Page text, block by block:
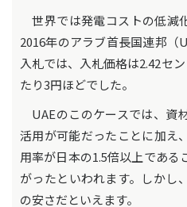
世界では発電コストの低減
2016年のアラブ首長国連邦（
入札では、入札価格は2.42セ
たり3円ほどでした。
UAEのこのケースでは、資
活用が可能だったことに加え
用率が日本の1.5倍以上であ
がったといわれます。しかし
の安さだといえます。